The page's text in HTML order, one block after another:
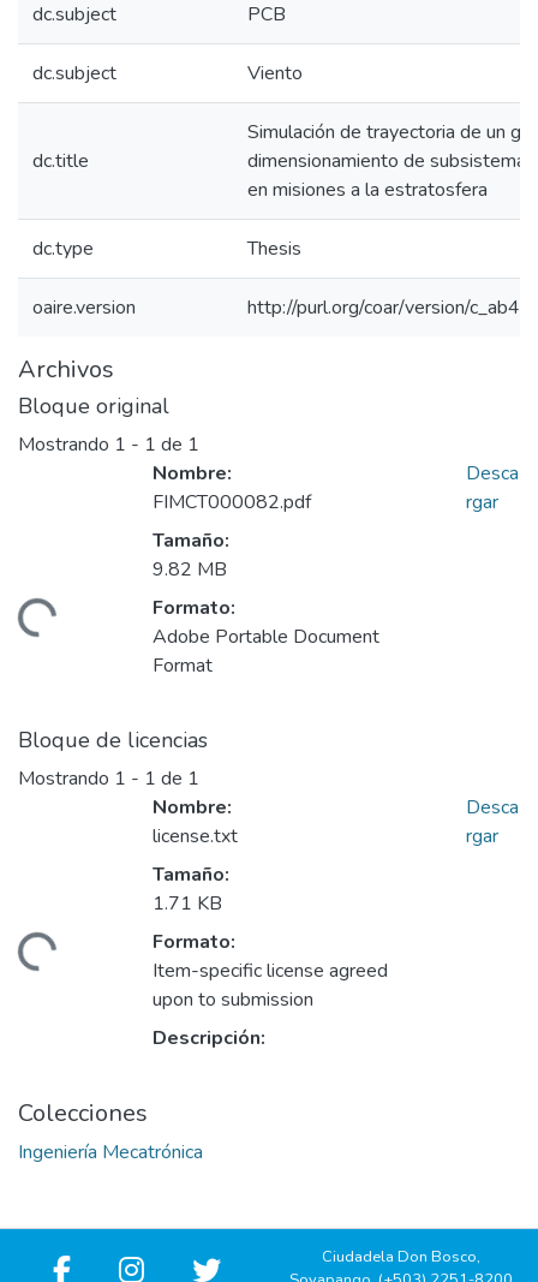
dc.subject PCB
dc.subject Viento
dc.title
Simulación de trayectoria de un
dimensionamiento de subsistema
en misiones a la estratosfera
dc.type Thesis
oaire.version http://purl.org/coar/version/
Archivos
Bloque original
Mostrando 1 - 1 de 1
Nombre:
FIMCT000082.pdf
Tamaño:
9.82 MB
Formato:
Adobe Portable Document
Format
Desca
rgar
Bloque de licencias
Mostrando 1 - 1 de 1
Nombre:
license.txt
Tamaño:
1.71 KB
Formato:
Item-specific license agreed
upon to submission
Descripción:
Desca
rgar
Colecciones
Ingeniería Mecatrónica
Ciudadela Don Bosco,